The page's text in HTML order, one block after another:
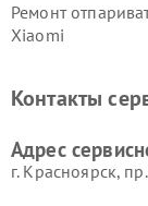
Ремонт
Xiaomi
Ремонт
Контакты
Адрес
г. Красноярск,